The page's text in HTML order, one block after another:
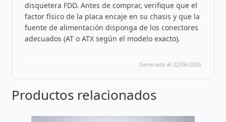
disquetera FDD. Antes de comprar, verifique que el
factor físico de la placa encaje en su chasis y que la
fuente de alimentación disponga de los conectores
adecuados (AT o ATX según el modelo exacto).
Generado el 22/06/2026
Productos relacionados